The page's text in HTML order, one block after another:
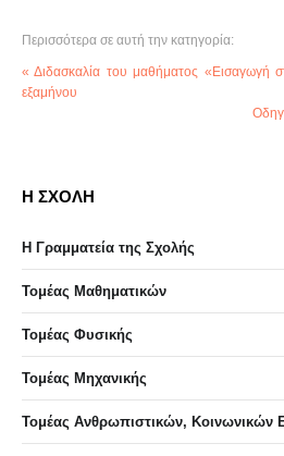
Περισσότερα σε αυτή την κατηγορία:
« Διδασκαλία του μαθήματος «Εισαγωγή
εξαμήνου
Η ΣΧΟΛΗ
Η Γραμματεία της Σχολής
Τομέας Μαθηματικών
Τομέας Φυσικής
Τομέας Μηχανικής
Τομέας Ανθρωπιστικών, Κοινωνικών